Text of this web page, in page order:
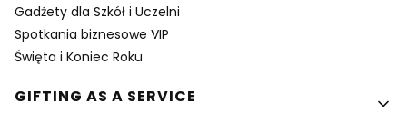
Gadżety dla Szkół i Uczelni
Spotkania biznesowe VIP
Święta i Koniec Roku
GIFTING AS A SERVICE